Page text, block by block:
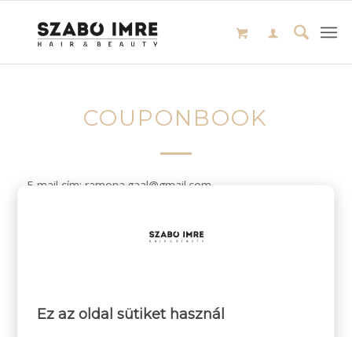
COUPONBOOK
E-mail cím: ramona.gaal@gmail.com
2024-01-27 SZERZŐ:
Ez az oldal sütiket használ